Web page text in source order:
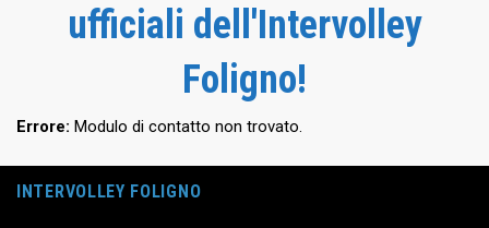
ufficiali dell'Intervolley
Foligno!
Errore: Modulo di contatto non trovato.
INTERVOLLEY FOLIGNO